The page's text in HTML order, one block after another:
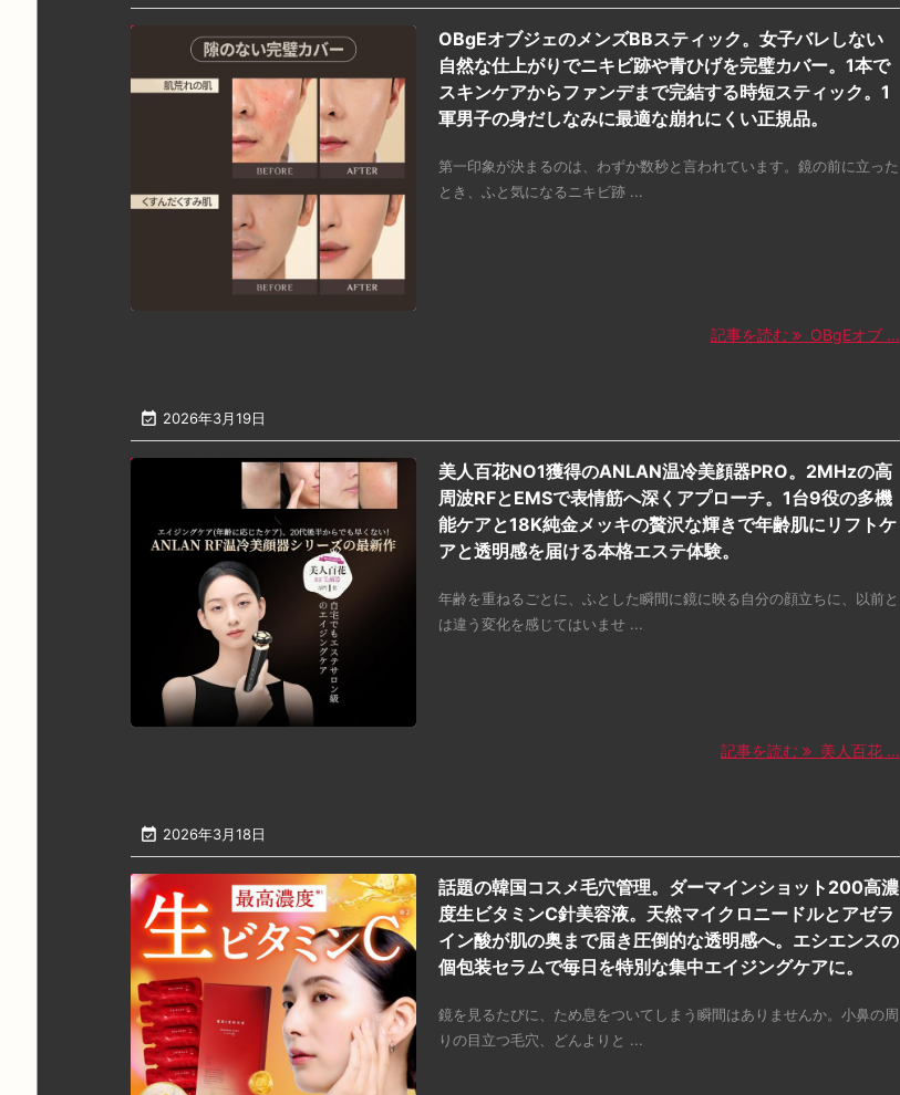
OBgEオブジェのメンズBBスティック。女子バレしない
自然な仕上がりでニキビ跡や青ひげを完璧カバー。1本で
スキンケアからファンデまで完結する時短スティック。1
軍男子の身だしなみに最適な崩れにくい正規品。
第一印象が決まるのは、わずか数秒と言われています。鏡の前に立った
とき、ふと気になるニキビ跡 ...
記事を読む OBgEオブ ...
 2026年3月19日
美人百花NO1獲得のANLAN温冷美顔器PRO。2MHzの高
周波RFとEMSで表情筋へ深くアプローチ。1台9役の多機
能ケアと18K純金メッキの贅沢な輝きで年齢肌にリフトケ
アと透明感を届ける本格エステ体験。
年齢を重ねるごとに、ふとした瞬間に鏡に映る自分の顔立ちに、以前と
は違う変化を感じてはいませ ...
記事を読む 美人百花 ...
 2026年3月18日
話題の韓国コスメ毛穴管理。ダーマインショット200高濃
度生ビタミンC針美容液。天然マイクロニードルとアゼラ
イン酸が肌の奥まで届き圧倒的な透明感へ。エシエンスの
個包装セラムで毎日を特別な集中エイジングケアに。
鏡を見るたびに、ため息をついてしまう瞬間はありませんか。小鼻の周
りの目立つ毛穴、どんよりと ...